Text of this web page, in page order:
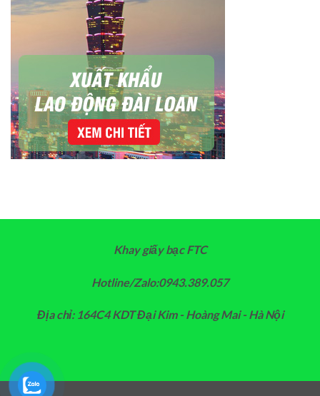
Khay giấy bạc FTC
Hotline/Zalo:0943.389.057
Địa chỉ: 164C4 KDT Đại Kim - Hoàng Mai - Hà Nội